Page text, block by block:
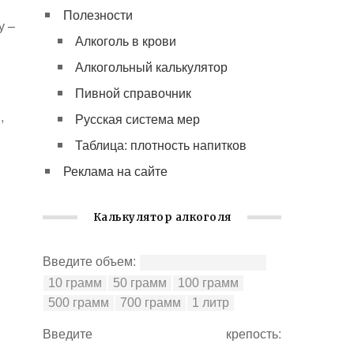
–
Полезности
Алкоголь в крови
Алкогольный калькулятор
Пивной справочник
Русская система мер
Таблица: плотность напитков
Реклама на сайте
Калькулятор алкоголя
Введите объем:
Введите крепость: